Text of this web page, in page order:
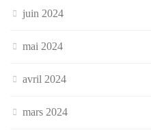
juin 2024
mai 2024
avril 2024
mars 2024